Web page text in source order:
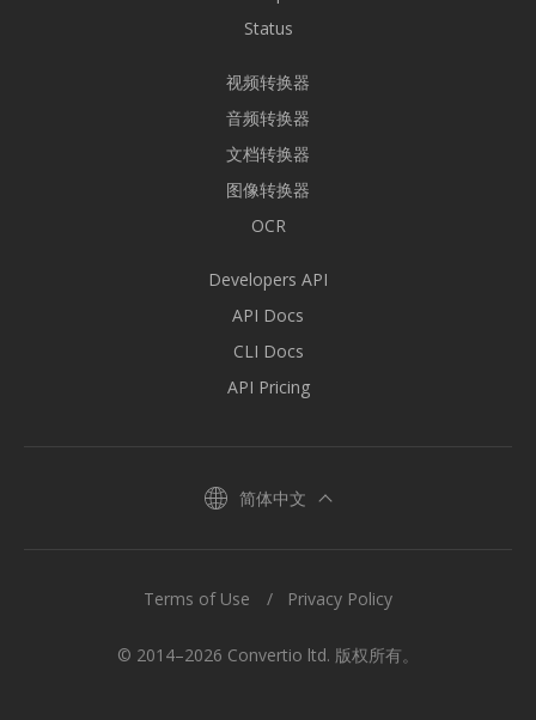
Status
视频转换器
音频转换器
文档转换器
图像转换器
OCR
Developers API
API Docs
CLI Docs
API Pricing
简体中文
© 2014–2026 Convertio ltd. 版权所有。
Terms of Use Privacy Policy